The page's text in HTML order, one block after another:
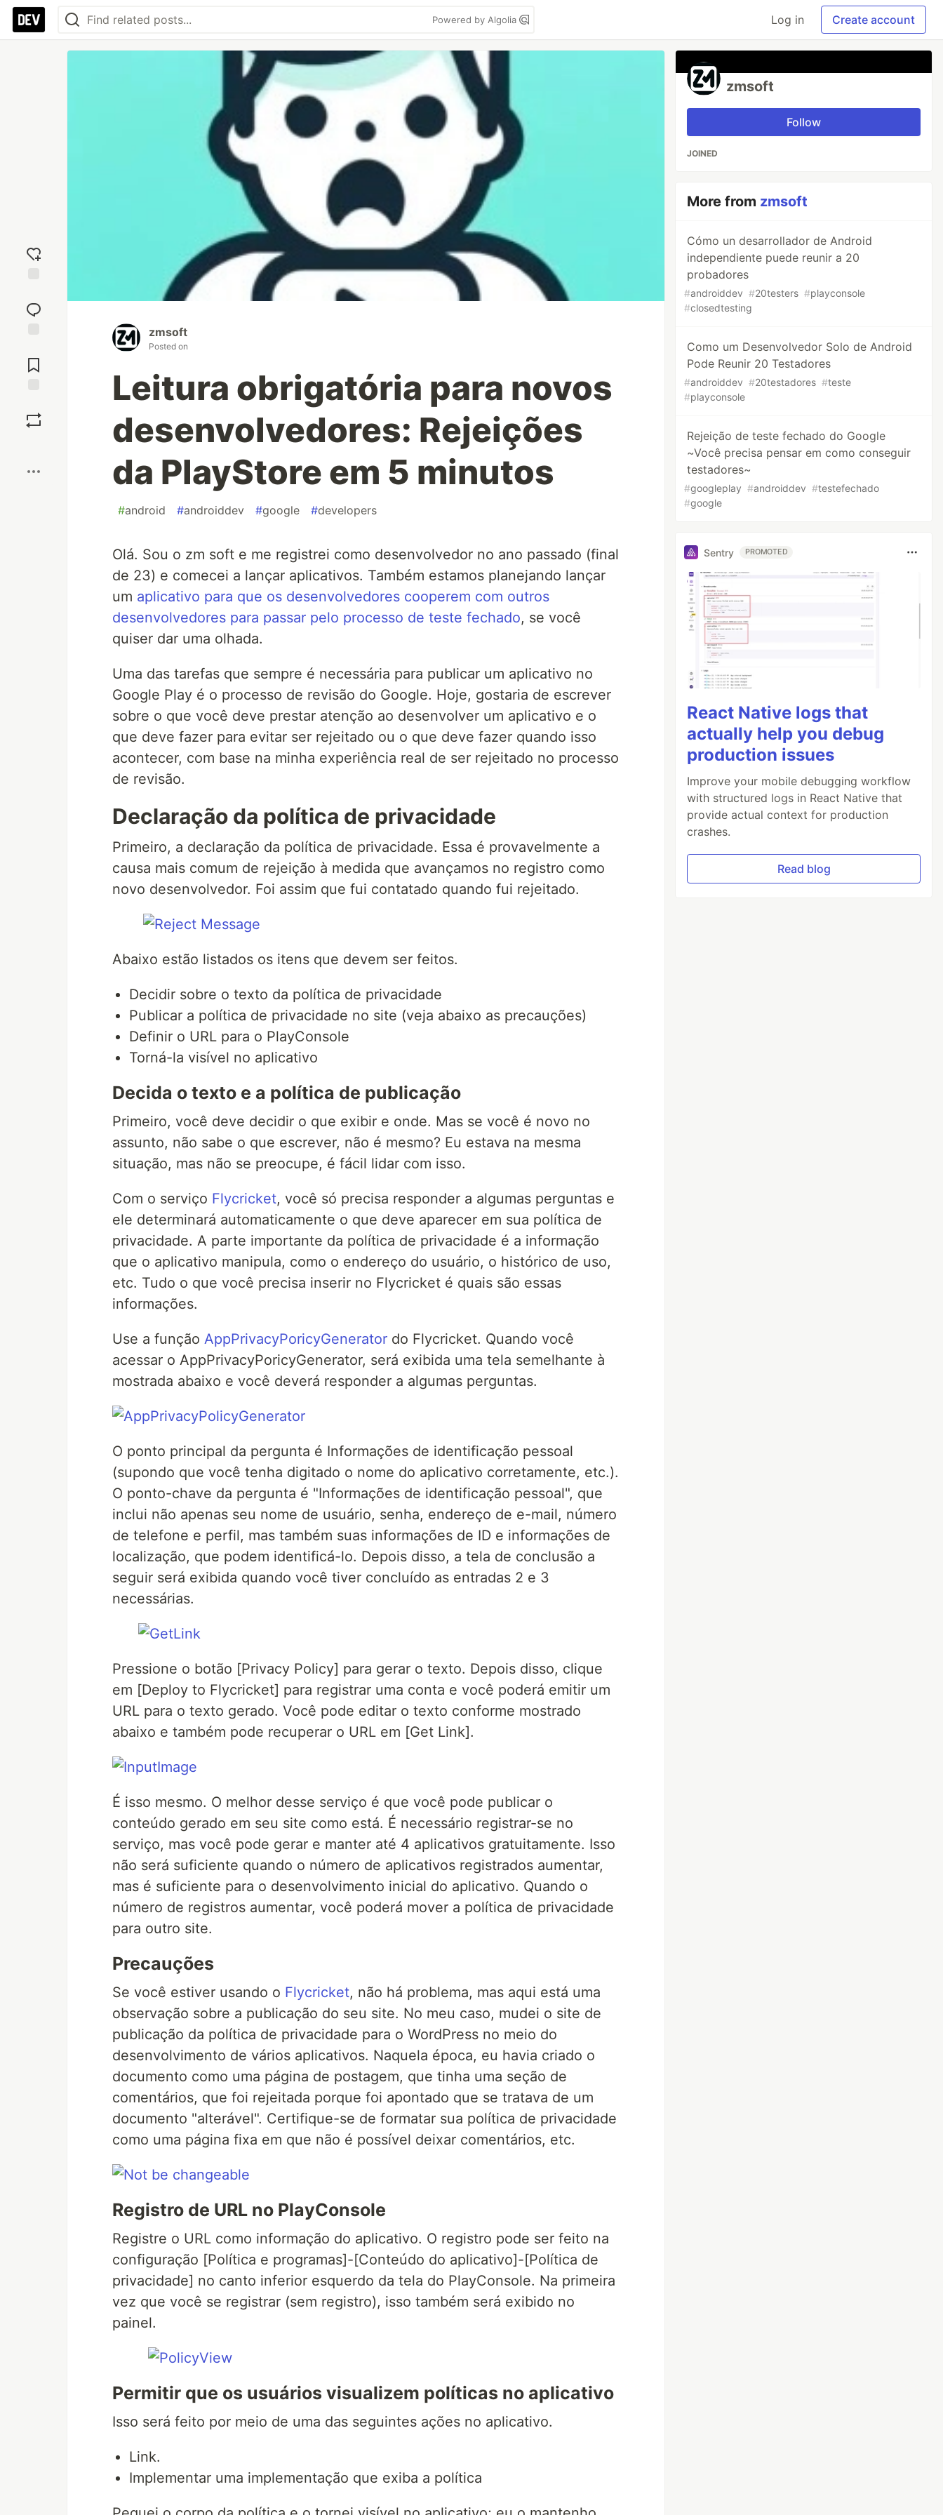
Powered by Algolia Log in Create account
reaction
Comments
zmsoft
Posted on
Leitura obrigatória para novos
desenvolvedores: Rejeições
da PlayStore em 5 minutos
#android #androiddev #google #developers
Olá. Sou o zm soft e me registrei como desenvolvedor no ano passado (final
de 23) e comecei a lançar aplicativos. Também estamos planejando lançar
um aplicativo para que os desenvolvedores cooperem com outros
desenvolvedores para passar pelo processo de teste fechado, se você
quiser dar uma olhada.
Uma das tarefas que sempre é necessária para publicar um aplicativo no
Google Play é o processo de revisão do Google. Hoje, gostaria de escrever
sobre o que você deve prestar atenção ao desenvolver um aplicativo e o
que deve fazer para evitar ser rejeitado ou o que deve fazer quando isso
acontecer, com base na minha experiência real de ser rejeitado no processo
de revisão.
Declaração da política de privacidade
Primeiro, a declaração da política de privacidade. Essa é provavelmente a
causa mais comum de rejeição à medida que avançamos no registro como
novo desenvolvedor. Foi assim que fui contatado quando fui rejeitado.
Abaixo estão listados os itens que devem ser feitos.
Decidir sobre o texto da política de privacidade
Publicar a política de privacidade no site (veja abaixo as precauções)
Definir o URL para o PlayConsole
Torná-la visível no aplicativo
Decida o texto e a política de publicação
Primeiro, você deve decidir o que exibir e onde. Mas se você é novo no
assunto, não sabe o que escrever, não é mesmo? Eu estava na mesma
situação, mas não se preocupe, é fácil lidar com isso.
Com o serviço Flycricket, você só precisa responder a algumas perguntas e
ele determinará automaticamente o que deve aparecer em sua política de
privacidade. A parte importante da política de privacidade é a informação
que o aplicativo manipula, como o endereço do usuário, o histórico de uso,
etc. Tudo o que você precisa inserir no Flycricket é quais são essas
informações.
Use a função AppPrivacyPoricyGenerator do Flycricket. Quando você
acessar o AppPrivacyPoricyGenerator, será exibida uma tela semelhante à
mostrada abaixo e você deverá responder a algumas perguntas.
O ponto principal da pergunta é Informações de identificação pessoal
(supondo que você tenha digitado o nome do aplicativo corretamente, etc.).
O ponto-chave da pergunta é "Informações de identificação pessoal", que
inclui não apenas seu nome de usuário, senha, endereço de e-mail, número
de telefone e perfil, mas também suas informações de ID e informações de
localização, que podem identificá-lo. Depois disso, a tela de conclusão a
seguir será exibida quando você tiver concluído as entradas 2 e 3
necessárias.
Pressione o botão [Privacy Policy] para gerar o texto. Depois disso, clique
em [Deploy to Flycricket] para registrar uma conta e você poderá emitir um
URL para o texto gerado. Você pode editar o texto conforme mostrado
abaixo e também pode recuperar o URL em [Get Link].
É isso mesmo. O melhor desse serviço é que você pode publicar o
conteúdo gerado em seu site como está. É necessário registrar-se no
serviço, mas você pode gerar e manter até 4 aplicativos gratuitamente. Isso
não será suficiente quando o número de aplicativos registrados aumentar,
mas é suficiente para o desenvolvimento inicial do aplicativo. Quando o
número de registros aumentar, você poderá mover a política de privacidade
para outro site.
Precauções
Se você estiver usando o Flycricket, não há problema, mas aqui está uma
observação sobre a publicação do seu site. No meu caso, mudei o site de
publicação da política de privacidade para o WordPress no meio do
desenvolvimento de vários aplicativos. Naquela época, eu havia criado o
documento como uma página de postagem, que tinha uma seção de
comentários, que foi rejeitada porque foi apontado que se tratava de um
documento "alterável". Certifique-se de formatar sua política de privacidade
como uma página fixa em que não é possível deixar comentários, etc.
Registro de URL no PlayConsole
Registre o URL como informação do aplicativo. O registro pode ser feito na
configuração [Política e programas]-[Conteúdo do aplicativo]-[Política de
privacidade] no canto inferior esquerdo da tela do PlayConsole. Na primeira
vez que você se registrar (sem registro), isso também será exibido no
painel.
Permitir que os usuários visualizem políticas no aplicativo
Isso será feito por meio de uma das seguintes ações no aplicativo.
Link.
Implementar uma implementação que exiba a política
zmsoft
Follow
JOINED
More from zmsoft
Cómo un desarrollador de Android
independiente puede reunir a 20
probadores
#androiddev #20testers #playconsole
#closedtesting
Como um Desenvolvedor Solo de Android
Pode Reunir 20 Testadores
#androiddev #20testadores #teste
#playconsole
Rejeição de teste fechado do Google
~Você precisa pensar em como conseguir
testadores~
#googleplay #androiddev #testefechado
#google
Sentry PROMOTED
React Native logs that
actually help you debug
production issues
Improve your mobile debugging workflow
with structured logs in React Native that
provide actual context for production
crashes.
Read blog